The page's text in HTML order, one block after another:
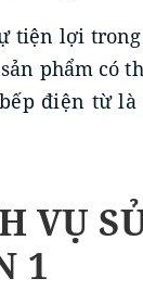
tiện lợi
phẩm có
điện từ là
VỤ
1